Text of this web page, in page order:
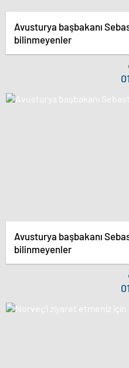
Avusturya başbakanı
bilinmeyenler
Avusturya başbakanı
bilinmeyenler